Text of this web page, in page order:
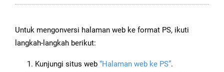
Untuk mengonversi halaman web ke format PS, ikuti
langkah-langkah berikut:
Kunjungi situs web “Halaman web ke PS”.